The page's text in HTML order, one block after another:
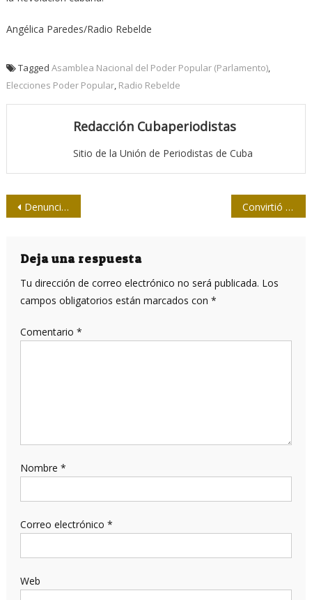
Angélica Paredes/Radio Rebelde
Tagged Asamblea Nacional del Poder Popular (Parlamento),
Elecciones Poder Popular, Radio Rebelde
Redacción Cubaperiodistas
Sitio de la Unión de Periodistas de Cuba
Navegación
entradas
Denuncia Víctor Hugo Morales ser víctima de una nueva persecución judicial en Argentina Convirtió el verso en fusil
Deja una respuesta
Tu dirección de correo electrónico no será publicada. Los
campos obligatorios están marcados con *
Comentario *
Nombre *
Correo electrónico *
Web